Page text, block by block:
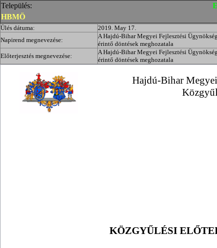
Település:
HBMÖ
Ülés dátuma:
2019. May 17.
Napirend megnevezése:
A Hajdú-Bihar Megyei Fejlesztési
érintő döntések meghozatala
Előterjesztés megnevezése:
A Hajdú-Bihar Megyei Fejlesztési
érintő döntések meghozatala